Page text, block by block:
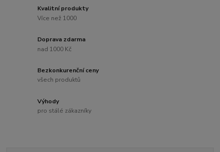
Kvalitní produkty
Více než 1000
Doprava zdarma
nad 1000 Kč
Bezkonkurenční ceny
všech produktů
Výhody
pro stálé zákazníky